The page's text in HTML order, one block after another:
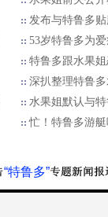
发布与特鲁多
53岁特鲁多为
特鲁多跟水果
深扒整理特鲁
水果姐默认与
忙！特鲁多游
“特鲁多”